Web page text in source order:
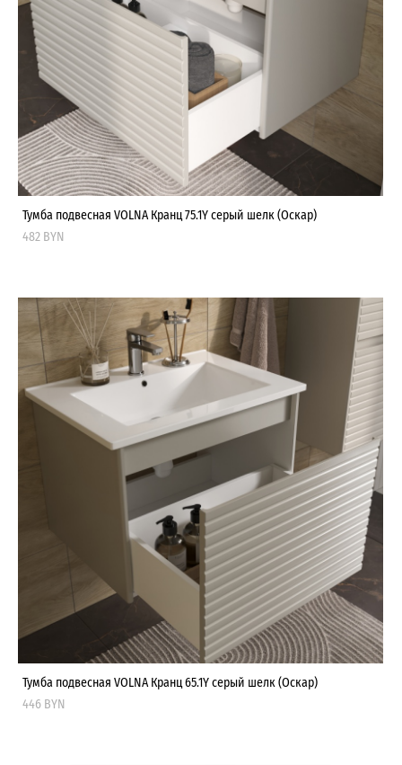
Тумба подвесная VOLNA Кранц 75.1Y серый шелк (Оскар)
482 BYN
Тумба подвесная VOLNA Кранц 65.1Y серый шелк (Оскар)
446 BYN